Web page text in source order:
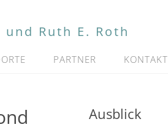
Ruth E. Roth
PARTNER KONTAKT
Ausblick